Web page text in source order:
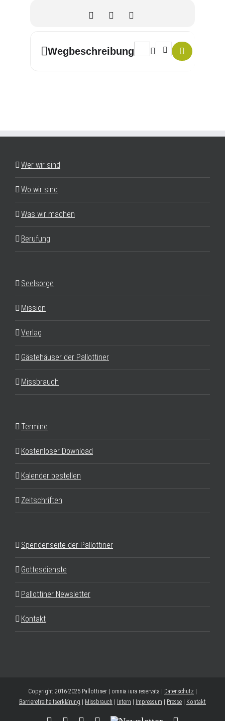
Wegbeschreibung Address - Meditation im
Destination Address
Wer wir sind
Wo wir sind
Was wir machen
Berufung
Seelsorge
Mission
Verlag
Gästehäuser der Pallottiner
Missbrauch
Termine
Kostenloser Download
Kalender bestellen
Zeitschriften
Spendenseite der Pallottiner
Gottesdienste
Pallottiner Newsletter
Kontakt
Copyright 2016-2025 Pallottiner | omnia iura reservata | Datenschutz
Barrierefreiheitserklärung
Missbrauch Intern Impressum Presse Kontakt